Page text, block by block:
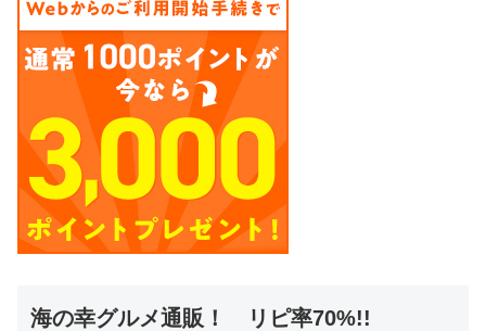
海の幸グルメ通販！ リピ率70%!!